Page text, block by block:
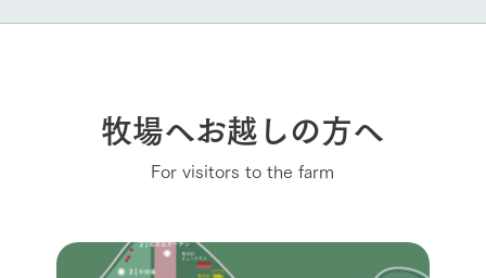
牧場へお越しの方へ
For visitors to the farm